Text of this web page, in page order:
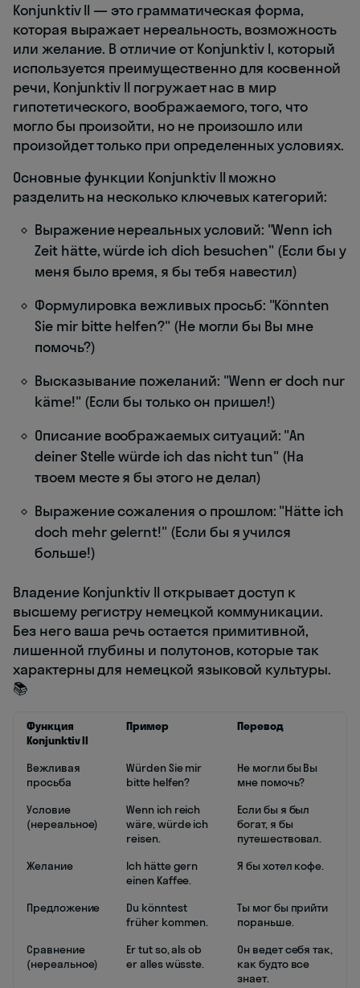
Konjunktiv II — это грамматическая форма,
которая выражает нереальность, возможность
или желание. В отличие от Konjunktiv I, который
используется преимущественно для косвенной
речи, Konjunktiv II погружает нас в мир
гипотетического, воображаемого, того, что
могло бы произойти, но не произошло или
произойдет только при определенных условиях.
Основные функции Konjunktiv II можно
разделить на несколько ключевых категорий:
Выражение нереальных условий: "Wenn ich
Zeit hätte, würde ich dich besuchen" (Если бы у
меня было время, я бы тебя навестил)
Формулировка вежливых просьб: "Könnten
Sie mir bitte helfen?" (Не могли бы Вы мне
помочь?)
Высказывание пожеланий: "Wenn er doch nur
käme!" (Если бы только он пришел!)
Описание воображаемых ситуаций: "An
deiner Stelle würde ich das nicht tun" (На
твоем месте я бы этого не делал)
Выражение сожаления о прошлом: "Hätte ich
doch mehr gelernt!" (Если бы я учился
больше!)
Владение Konjunktiv II открывает доступ к
высшему регистру немецкой коммуникации.
Без него ваша речь остается примитивной,
лишенной глубины и полутонов, которые так
характерны для немецкой языковой культуры.
📚
Функция
Konjunktiv II
Пример Перевод
Вежливая
просьба
Würden Sie mir
bitte helfen?
Не могли бы Вы
мне помочь?
Условие
(нереальное)
Wenn ich reich
wäre, würde ich
reisen.
Если бы я был
богат, я бы
путешествовал.
Желание
Ich hätte gern
einen Kaffee.
Я бы хотел кофе.
Предложение
Du könntest
früher kommen.
Ты мог бы прийти
пораньше.
Сравнение
(нереальное)
Er tut so, als ob
er alles wüsste.
Он ведет себя так,
как будто все
знает.